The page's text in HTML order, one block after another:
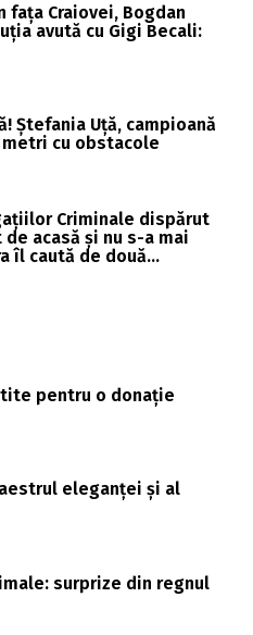
Craiovei, Bogdan
avută cu Gigi Becali:
Ștefania Uță, campioană
metri cu obstacole
Criminale dispărut
acasă și nu s-a mai
îl caută de două...
pentru o donație
eleganței și al
surprize din regnul